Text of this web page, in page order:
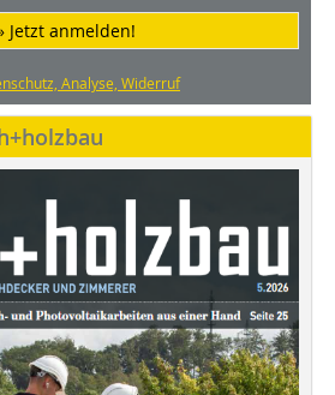
Jetzt anmelden!
Analyse, Widerruf